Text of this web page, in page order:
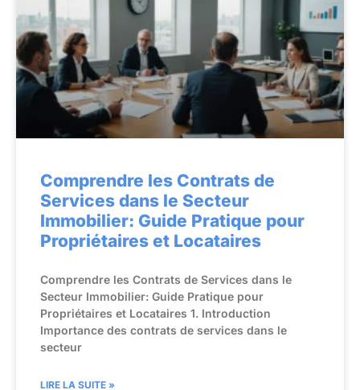
Comprendre les Contrats de
Services dans le Secteur
Immobilier: Guide Pratique pour
Propriétaires et Locataires
Comprendre les Contrats de Services dans le
Secteur Immobilier: Guide Pratique pour
Propriétaires et Locataires 1. Introduction
Importance des contrats de services dans le
secteur
LIRE LA SUITE »